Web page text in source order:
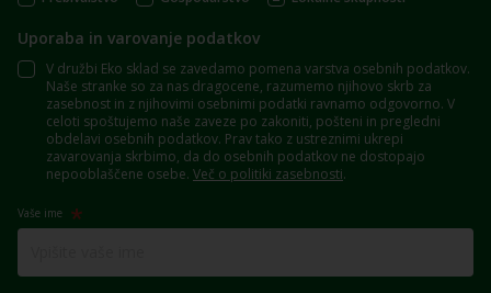
Uporaba in varovanje podatkov
V družbi Eko sklad se zavedamo pomena varstva osebnih podatkov.
Naše stranke so za nas dragocene, razumemo njihovo skrb za
zasebnost in z njihovimi osebnimi podatki ravnamo odgovorno. V
celoti spoštujemo naše zaveze po zakoniti, pošteni in pregledni
obdelavi osebnih podatkov. Prav tako z ustreznimi ukrepi
zavarovanja skrbimo, da do osebnih podatkov ne dostopajo
nepooblaščene osebe. Več o politiki zasebnosti.
Vaše ime